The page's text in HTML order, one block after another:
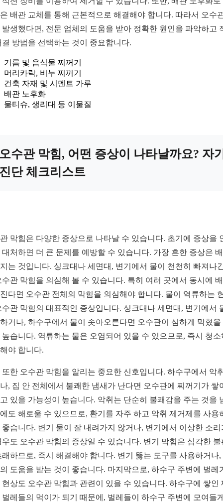
배관 교체를 통해 근본적으로 해결해야 합니다. 따라서 오수
발생했다면, 전문 업체의 도움을 받아 정확한 원인을 파악하고
결 방법을 선택하는 것이 중요합니다.
기름 및 음식물 찌꺼기
머리카락, 비누 찌꺼기
건축 자재 및 시멘트 가루
배관 노후화
물티슈, 생리대 등 이물질
수관 막힘, 어떤 증상이 나타날까요? 자
단 체크리스트
막힘은 다양한 증상으로 나타날 수 있습니다. 초기에 증상을
대처하면 더 큰 문제를 예방할 수 있습니다. 가장 흔한 증상은
는 것입니다. 싱크대나 세면대, 변기에서 물이 천천히 빠져나
수관 막힘을 의심해 볼 수 있습니다. 특히 여러 곳에서 동시에
다면 오수관 전체의 막힘을 의심해야 합니다. 물이 역류하는
수관 막힘의 대표적인 증상입니다. 싱크대나 세면대, 변기에서
거나, 하수구에서 물이 솟아오른다면 오수관이 심하게 막혔을
높습니다. 역류하는 물은 오염되어 있을 수 있으므로, 즉시 청소
야 합니다.
또한 오수관 막힘을 알리는 중요한 신호입니다. 하수구에서 악
, 집 안 전체에서 불쾌한 냄새가 난다면 오수관에 찌꺼기가 쌓
있을 가능성이 높습니다. 악취는 단순히 불쾌감을 주는 것을
도 해로울 수 있으므로, 환기를 자주 하고 악취 제거제를 사용
좋습니다. 변기 물이 잘 내려가지 않거나, 변기에서 이상한 소리
우도 오수관 막힘의 증상일 수 있습니다. 변기 막힘은 심각한 불
래하므로, 즉시 해결해야 합니다. 변기 뚫는 도구를 사용하거나,
도움을 받는 것이 좋습니다. 마지막으로, 하수구 주변에 벌레
현상도 오수관 막힘과 관련이 있을 수 있습니다. 하수구에 쌓인
벌레들의 먹이가 되기 때문에, 벌레들이 하수구 주변에 모여들